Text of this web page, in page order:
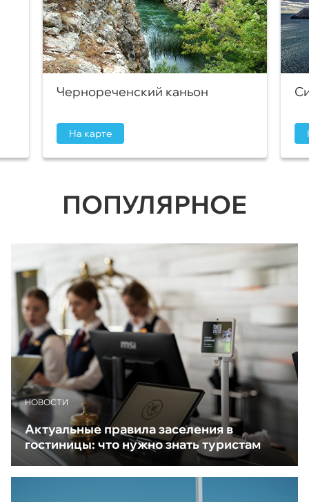
Чернореченский каньон
На карте
ПОПУЛЯРНОЕ
НОВОСТИ
Актуальные правила заселения в
гостиницы: что нужно знать туристам